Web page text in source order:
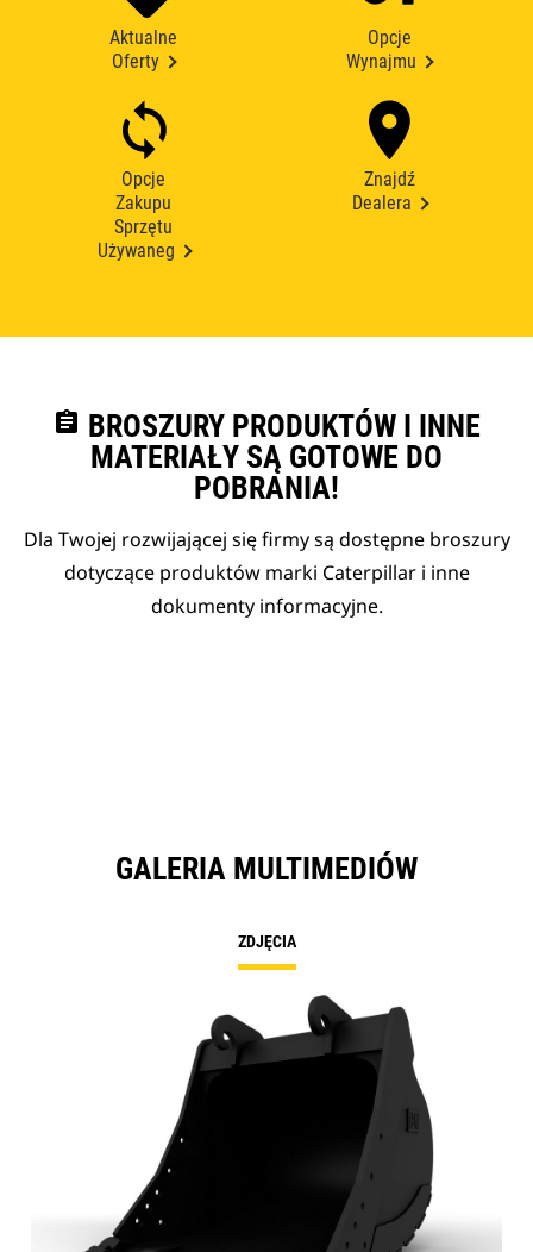
Aktualne
Oferty
Opcje
Wynajmu
Opcje
Zakupu
Sprzętu
Używaneg
Znajdź
Dealera
assignment BROSZURY PRODUKTÓW I INNE
MATERIAŁY SĄ GOTOWE DO
POBRANIA!
Dla Twojej rozwijającej się firmy są dostępne broszury
dotyczące produktów marki Caterpillar i inne
dokumenty informacyjne.
GALERIA MULTIMEDIÓW
ZDJĘCIA